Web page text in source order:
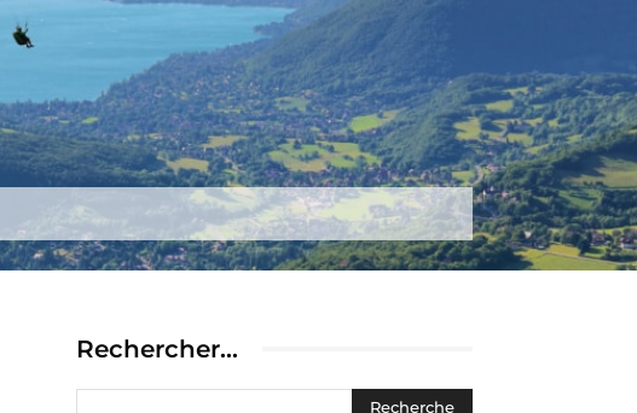
Alertez-nous Plus
Rechercher…